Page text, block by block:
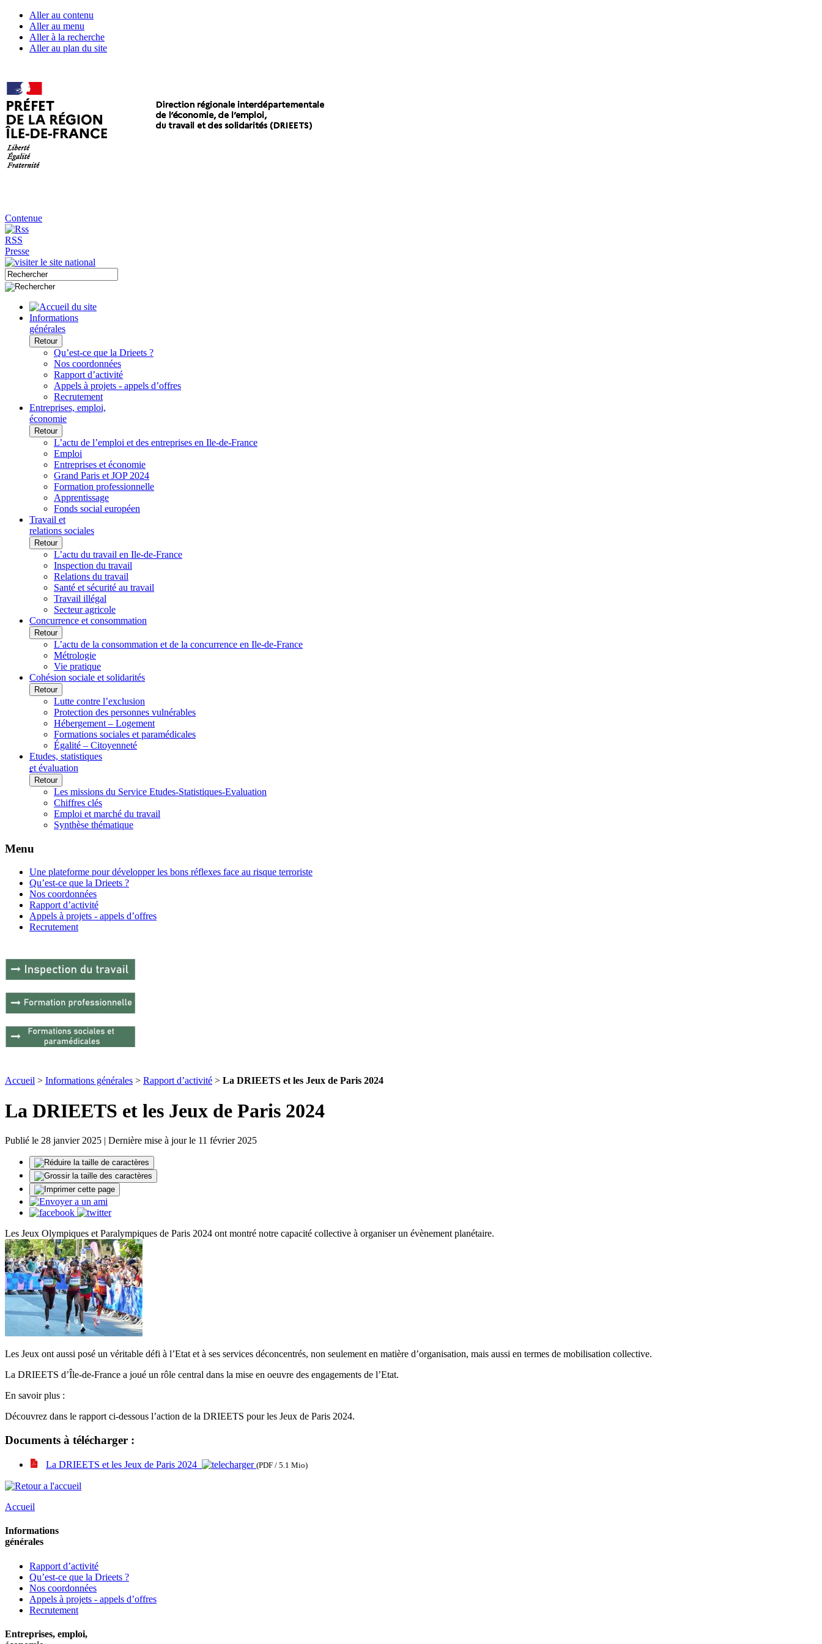
Aller au contenu
Aller au menu
Aller à la recherche
Aller au plan du site
Contenue
RSS
Presse
Informations
générales
Retour
Qu’est-ce que la Drieets ?
Nos coordonnées
Rapport d’activité
Appels à projets - appels d’offres
Recrutement
Entreprises, emploi,
économie
Retour
L’actu de l’emploi et des entreprises en Ile-de-France
Emploi
Entreprises et économie
Grand Paris et JOP 2024
Formation professionnelle
Apprentissage
Fonds social européen
Travail et
relations sociales
Retour
L’actu du travail en Ile-de-France
Inspection du travail
Relations du travail
Santé et sécurité au travail
Travail illégal
Secteur agricole
Concurrence et consommation
Retour
L’actu de la consommation et de la concurrence en Ile-de-France
Métrologie
Vie pratique
Cohésion sociale et solidarités
Retour
Lutte contre l’exclusion
Protection des personnes vulnérables
Hébergement – Logement
Formations sociales et paramédicales
Égalité – Citoyenneté
Etudes, statistiques
et évaluation
Retour
Les missions du Service Etudes-Statistiques-Evaluation
Chiffres clés
Emploi et marché du travail
Synthèse thématique
Menu
Une plateforme pour développer les bons réflexes face au risque terroriste
Qu’est-ce que la Drieets ?
Nos coordonnées
Rapport d’activité
Appels à projets - appels d’offres
Recrutement
Accueil > Informations générales > Rapport d’activité > La DRIEETS et les Jeux de Paris 2024
La DRIEETS et les Jeux de Paris 2024
Publié le 28 janvier 2025 | Dernière mise à jour le 11 février 2025
Les Jeux Olympiques et Paralympiques de Paris 2024 ont montré notre capacité collective à organiser un évènement planétaire.
Les Jeux ont aussi posé un véritable défi à l’Etat et à ses services déconcentrés, non seulement en matière d’organisation, mais aussi en termes de mobilisation collective.
La DRIEETS d’Île-de-France a joué un rôle central dans la mise en oeuvre des engagements de l’Etat.
En savoir plus :
Découvrez dans le rapport ci-dessous l’action de la DRIEETS pour les Jeux de Paris 2024.
Documents à télécharger :
La DRIEETS et les Jeux de Paris 2024 (PDF / 5.1 Mio)
Accueil
Informations
générales
Rapport d’activité
Qu’est-ce que la Drieets ?
Nos coordonnées
Appels à projets - appels d’offres
Recrutement
Entreprises, emploi,